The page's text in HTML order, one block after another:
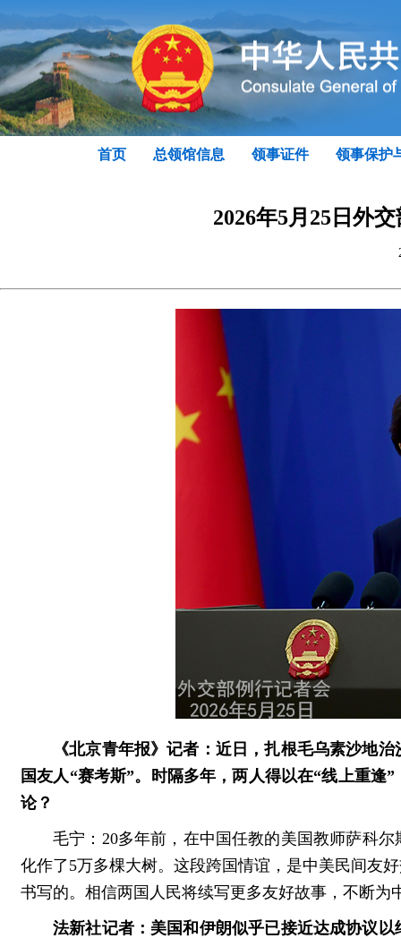
首页 总领馆信息 领事证件 领事保护
2026年5月25日外
《北京青年报》记者：近日，扎根毛乌素沙地
国友人“赛考斯”。时隔多年，两人得以在“线上重
论？
毛宁：20多年前，在中国任教的美国教师萨科
化作了5万多棵大树。这段跨国情谊，是中美民间友
书写的。相信两国人民将续写更多友好故事，不断为
法新社记者：美国和伊朗似乎已接近达成协议